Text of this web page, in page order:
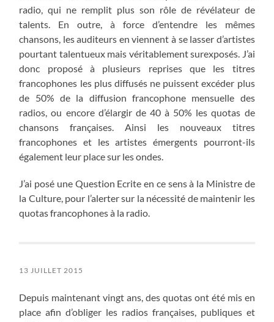
radio, qui ne remplit plus son rôle de révélateur de
talents. En outre, à force d’entendre les mêmes
chansons, les auditeurs en viennent à se lasser d’artistes
pourtant talentueux mais véritablement surexposés. J’ai
donc proposé à plusieurs reprises que les titres
francophones les plus diffusés ne puissent excéder plus
de 50% de la diffusion francophone mensuelle des
radios, ou encore d’élargir de 40 à 50% les quotas de
chansons françaises. Ainsi les nouveaux titres
francophones et les artistes émergents pourront-ils
également leur place sur les ondes.
J’ai posé une Question Ecrite en ce sens à la Ministre de
la Culture, pour l’alerter sur la nécessité de maintenir les
quotas francophones à la radio.
13 JUILLET 2015
Depuis maintenant vingt ans, des quotas ont été mis en
place afin d’obliger les radios françaises, publiques et